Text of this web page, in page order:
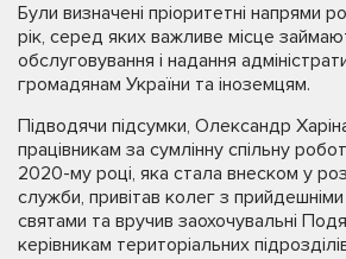
Були визначені пріоритетні напрями
рік, серед яких важливе місце
обслуговування і надання
громадянам України та іноземцям.
Підводячи підсумки, Олександр
працівникам за сумлінну спільну
2020-му році, яка стала внеском у
служби, привітав колег з
святами та вручив заохочувальні
керівникам територіальних